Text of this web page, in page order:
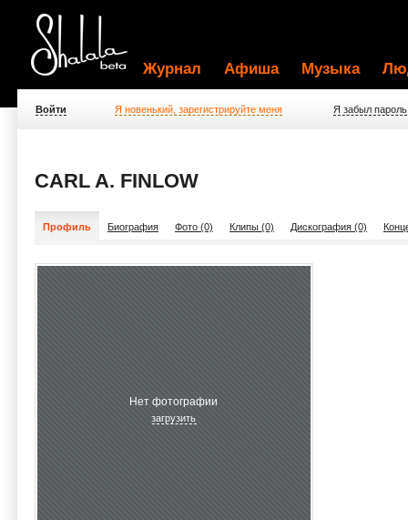
Журнал Афиша Музыка
Войти Я новенький, зарегистрируйте меня Я забыл пароль
CARL A. FINLOW
Профиль Биография Фото (0) Клипы (0) Дискография (0)
Нет фотографии
загрузить